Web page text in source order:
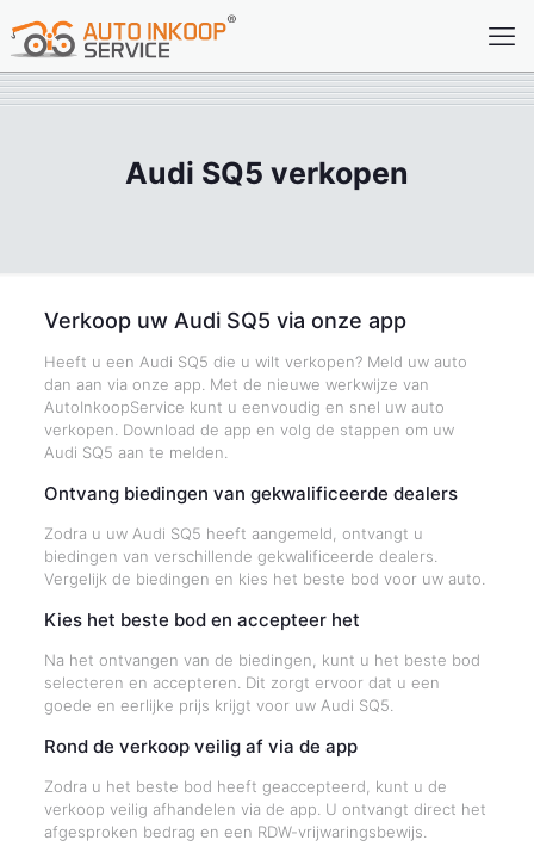
Audi SQ5 verkopen
Verkoop uw Audi SQ5 via onze app
Heeft u een Audi SQ5 die u wilt verkopen? Meld uw auto
dan aan via onze app. Met de nieuwe werkwijze van
AutoInkoopService kunt u eenvoudig en snel uw auto
verkopen. Download de app en volg de stappen om uw
Audi SQ5 aan te melden.
Ontvang biedingen van gekwalificeerde dealers
Zodra u uw Audi SQ5 heeft aangemeld, ontvangt u
biedingen van verschillende gekwalificeerde dealers.
Vergelijk de biedingen en kies het beste bod voor uw auto.
Kies het beste bod en accepteer het
Na het ontvangen van de biedingen, kunt u het beste bod
selecteren en accepteren. Dit zorgt ervoor dat u een
goede en eerlijke prijs krijgt voor uw Audi SQ5.
Rond de verkoop veilig af via de app
Zodra u het beste bod heeft geaccepteerd, kunt u de
verkoop veilig afhandelen via de app. U ontvangt direct het
afgesproken bedrag en een RDW-vrijwaringsbewijs.